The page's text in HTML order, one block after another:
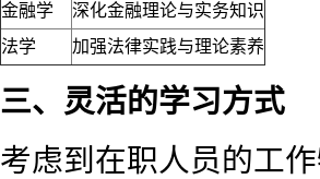
金融学
深化金融理论与实务知识
法学
加强法律实践与理论素养
三、灵活的学习方式
考虑到在职人员的工